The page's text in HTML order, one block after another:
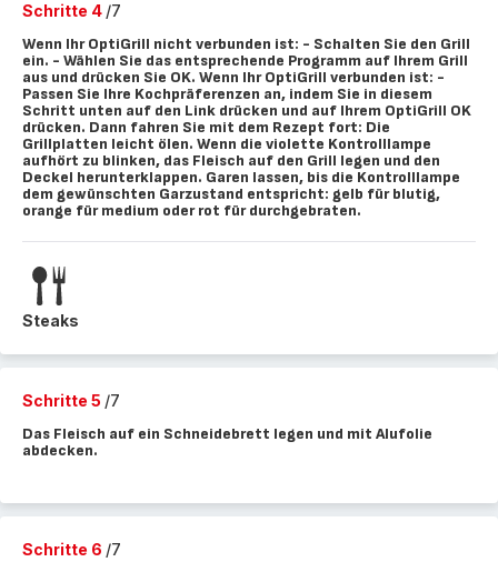
Schritte 4 /7
Wenn Ihr OptiGrill nicht verbunden ist: - Schalten Sie den Grill
ein. - Wählen Sie das entsprechende Programm auf Ihrem Grill
aus und drücken Sie OK. Wenn Ihr OptiGrill verbunden ist: -
Passen Sie Ihre Kochpräferenzen an, indem Sie in diesem
Schritt unten auf den Link drücken und auf Ihrem OptiGrill OK
drücken. Dann fahren Sie mit dem Rezept fort: Die
Grillplatten leicht ölen. Wenn die violette Kontrolllampe
aufhört zu blinken, das Fleisch auf den Grill legen und den
Deckel herunterklappen. Garen lassen, bis die Kontrolllampe
dem gewünschten Garzustand entspricht: gelb für blutig,
orange für medium oder rot für durchgebraten.
Steaks
Schritte 5 /7
Das Fleisch auf ein Schneidebrett legen und mit Alufolie
abdecken.
Schritte 6 /7